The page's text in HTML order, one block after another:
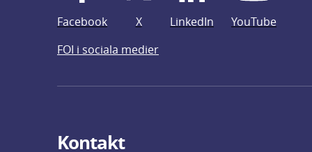
Facebook X LinkedIn
YouTube
FOI i sociala medier
Kontakt